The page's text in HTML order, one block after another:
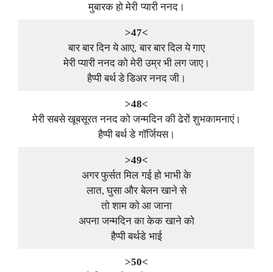
मुबारक हो मेरी प्यारी ननद।
>47<
बार बार दिन ये आए, बार बार दिल ये गाए
मेरी प्यारी ननद को मेरी उम्र भी लग जाए।
हैप्पी बर्थ डे डिअर ननद जी।
>48<
मेरी सबसे खूबसूरत ननद को जन्मदिन की ढेरों शुभकामनाएं।
हैप्पी बर्थ डे गॉर्जियस।
>49<
अगर फुर्सत मिल गई हो भाभी के
लात, घुसा और बेलन खाने से
तो शाम को आ जाना
अपना जन्मदिन का केक खाने को
हैप्पी बर्थडे भाई
>50<